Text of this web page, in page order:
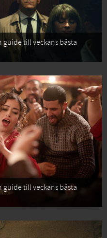
guide till veckans bästa
guide till veckans bästa